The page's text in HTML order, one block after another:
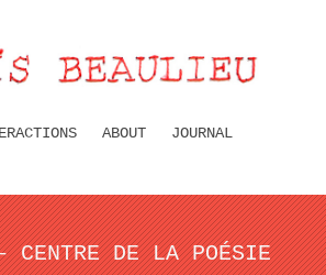
ABOUT JOURNAL
CENTRE DE LA POÉSIE